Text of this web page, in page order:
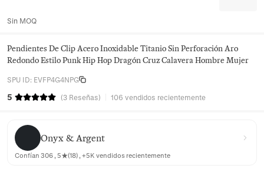
Sin MOQ
Pendientes De Clip Acero Inoxidable Titanio Sin Perforación Aro
Redondo Estilo Punk Hip Hop Dragón Cruz Calavera Hombre Mujer
SPU ID: EVFP4G4NPG
5 (3 Reseñas) 106 vendidos recientemente
Onyx & Argent
Onyx & Argent
Confían 306 , 5★(18) , +5K vendidos recientemente